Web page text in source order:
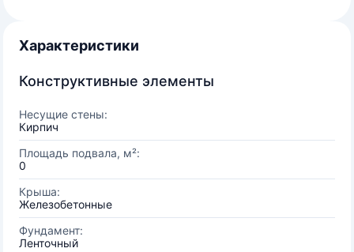
Характеристики
Конструктивные элементы
Несущие стены:
Кирпич
Площадь подвала, м²:
0
Крыша:
Железобетонные
Фундамент:
Ленточный